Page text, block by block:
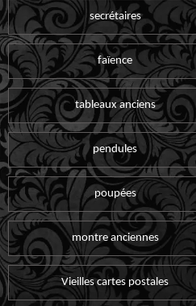
secrétaires
faïence
tableaux anciens
pendules
poupées
montre anciennes
Vieilles cartes postales